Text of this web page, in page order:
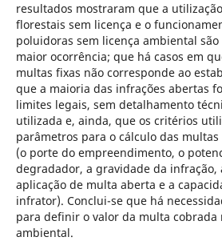
resultados mostraram que a
florestais sem licença e o
poluidoras sem licença ambiental
maior ocorrência; que há casos em
multas fixas não corresponde ao
que a maioria das infrações abertas
limites legais, sem detalhamento
utilizada e, ainda, que os critérios
parâmetros para o cálculo das
(o porte do empreendimento, o
degradador, a gravidade da infração,
aplicação de multa aberta e a
infrator). Conclui-se que há
para definir o valor da multa cobrada
ambiental.